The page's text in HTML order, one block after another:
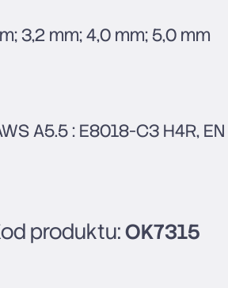
3,2 mm; 4,0 mm; 5,0 mm
A5.5 : E8018-C3 H4R, EN
produktu:OK7315